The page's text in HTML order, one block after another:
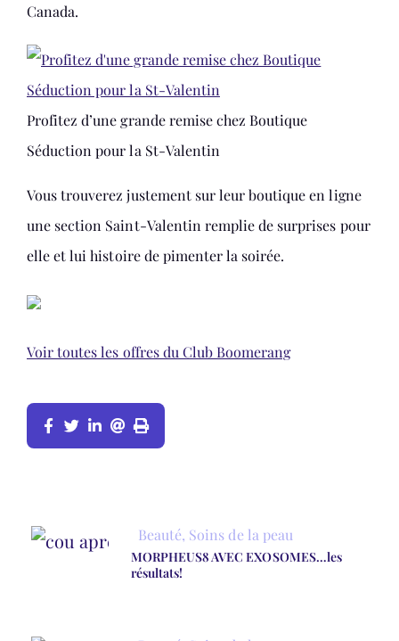
Canada.
Profitez d’une grande remise chez Boutique
Séduction pour la St-Valentin
Vous trouverez justement sur leur boutique en ligne
une section Saint-Valentin remplie de surprises pour
elle et lui histoire de pimenter la soirée.
Voir toutes les offres du Club Boomerang
Beauté, Soins de la peau
MORPHEUS8 AVEC EXOSOMES…les
résultats!